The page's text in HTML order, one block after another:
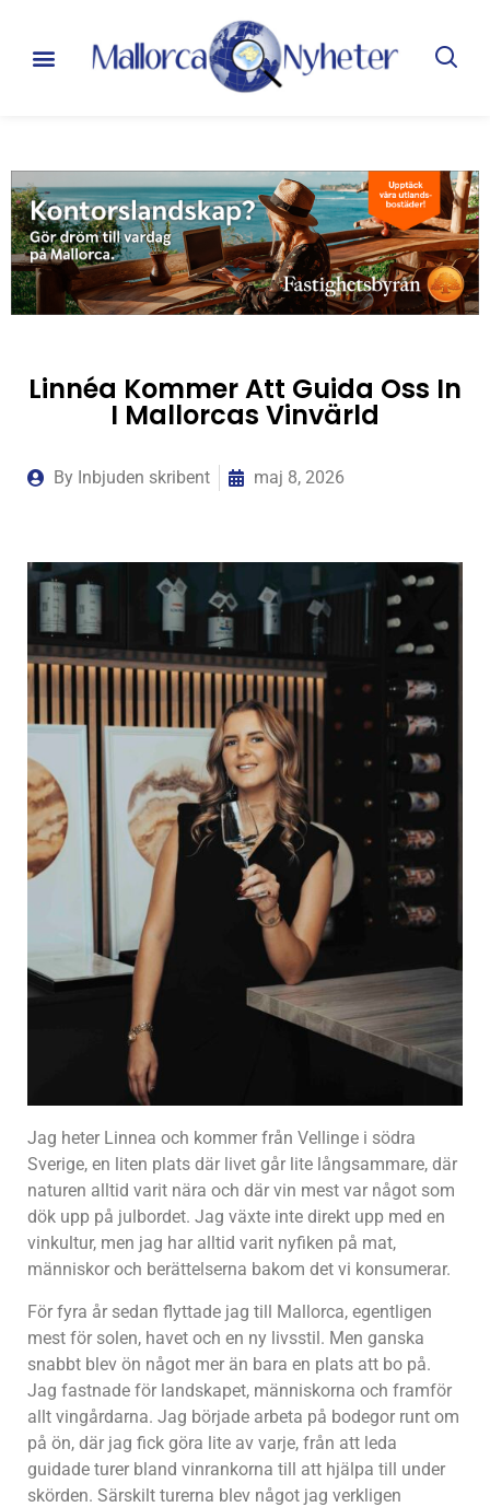
Linnéa Kommer Att Guida Oss In
I Mallorcas Vinvärld
By Inbjuden skribent maj 8, 2026
Jag heter Linnea och kommer från Vellinge i södra
Sverige, en liten plats där livet går lite långsammare, där
naturen alltid varit nära och där vin mest var något som
dök upp på julbordet. Jag växte inte direkt upp med en
vinkultur, men jag har alltid varit nyfiken på mat,
människor och berättelserna bakom det vi konsumerar.
För fyra år sedan flyttade jag till Mallorca, egentligen
mest för solen, havet och en ny livsstil. Men ganska
snabbt blev ön något mer än bara en plats att bo på.
Jag fastnade för landskapet, människorna och framför
allt vingårdarna. Jag började arbeta på bodegor runt om
på ön, där jag fick göra lite av varje, från att leda
guidade turer bland vinrankorna till att hjälpa till under
skörden. Särskilt turerna blev något jag verkligen